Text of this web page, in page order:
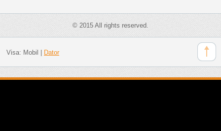
© 2015 All rights reserved.
Visa: Mobil Dator